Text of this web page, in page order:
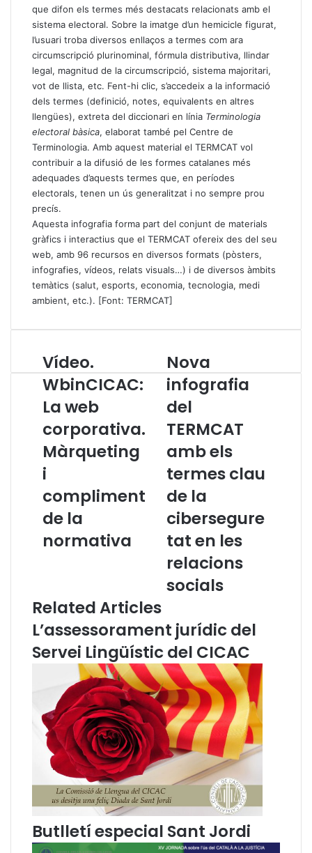
que difon els termes més destacats relacionats amb el
sistema electoral. Sobre la imatge d’un hemicicle figurat,
l’usuari troba diversos enllaços a termes com ara
circumscripció plurinominal, fórmula distributiva, llindar
legal, magnitud de la circumscripció, sistema majoritari,
vot de llista, etc. Fent-hi clic, s’accedeix a la informació
dels termes (definició, notes, equivalents en altres
llengües), extreta del diccionari en línia Terminologia
electoral bàsica, elaborat també pel Centre de
Terminologia. Amb aquest material el TERMCAT vol
contribuir a la difusió de les formes catalanes més
adequades d’aquests termes que, en períodes
electorals, tenen un ús generalitzat i no sempre prou
precís.
Aquesta infografia forma part del conjunt de materials
gràfics i interactius que el TERMCAT ofereix des del seu
web, amb 96 recursos en diversos formats (pòsters,
infografies, vídeos, relats visuals…) i de diversos àmbits
temàtics (salut, esports, economia, tecnologia, medi
ambient, etc.). [Font: TERMCAT]
V
í
d
e
.
W
b
C
I
A
a
e
b
o
r
i
.
M
Vídeo.
WbinCICAC:
La web
corporativa.
Màrqueting
i
compliment
de la
normativa
N
o
a
f
o
g
a
f
i
a
d
l
R
M
C
A
a
m
b
e
s
t
r
m
Nova
infografia
del
TERMCAT
amb els
termes clau
de la
cibersegure
tat en les
relacions
socials
Related Articles
L’assessorament jurídic del
Servei Lingüístic del CICAC
Butlletí especial Sant Jordi